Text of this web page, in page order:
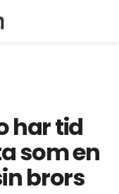
har tid
som en
brors